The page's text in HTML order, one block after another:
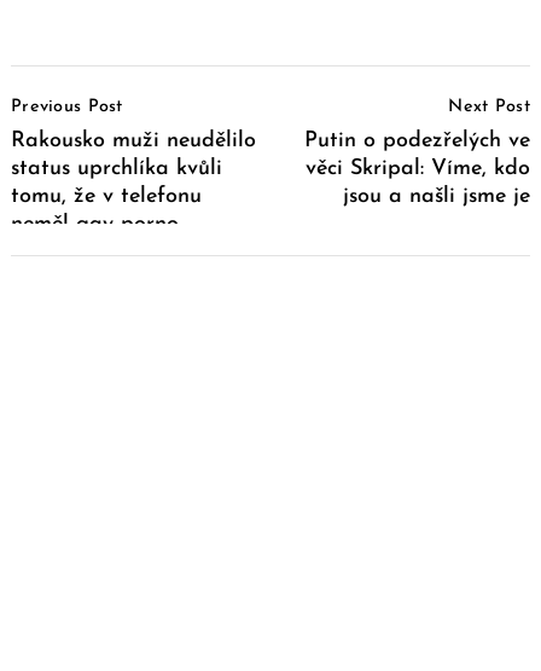
Navigation
Previous Post
Rakousko muži neudělilo
status uprchlíka kvůli
tomu, že v telefonu
neměl gay porno
Next Post
Putin o podezřelých ve
věci Skripal: Víme, kdo
jsou a našli jsme je